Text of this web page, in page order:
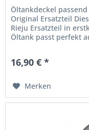
Öltankdeckel passend
Original Ersatzteil
Rieju Ersatzteil in
Öltank passt perfekt
16,90 € *
Merken